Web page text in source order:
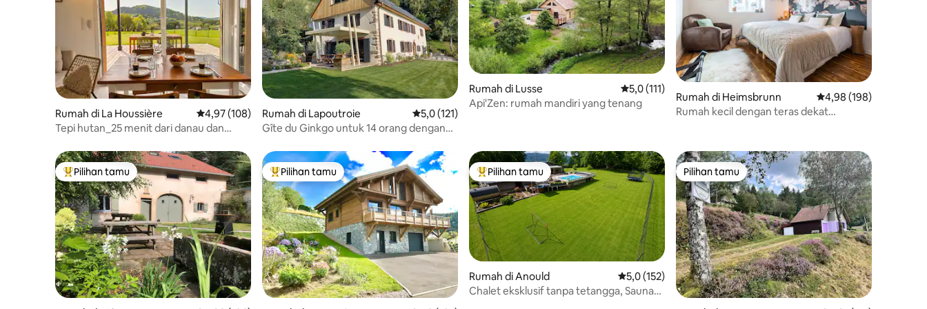
Rumah di La Houssière Nilai rata-rata 4,97 dari 5, 108 ulasan
4,97 (108)
Tepi hutan_25 menit dari danau dan
Rumah di Lapoutroie Nilai rata-rata 5,0 dari 5, 121 ulasan
5,0 (121)
Gîte du Ginkgo untuk 14 orang dengan
Rumah di Lusse Nilai rata-rata 5,0 dari 5, 111 ulasan
5,0 (111)
Api'Zen: rumah mandiri yang tenang
Rumah di Heimsbrunn Nilai rata-rata 4,98 dari
4,98 (198)
Rumah kecil dengan teras dekat
Pilihan tamu terpopuler
Pilihan tamu Pilihan tamu terpopuler
Pilihan tamu Pilihan tamu terpopuler
Pilihan tamu
Rumah di Anould Nilai rata-rata 5,0 dari 5, 152 ulasan
5,0 (152)
Chalet eksklusif tanpa tetangga, Sauna
Pilihan tamu
Pilihan tamu